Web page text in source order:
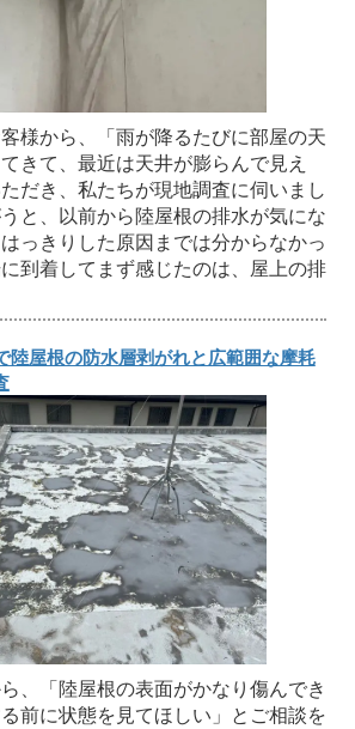
様から、「雨が降るたびに部屋の天
きて、最近は天井が膨らんで見え
だき、私たちが現地調査に伺いまし
と、以前から陸屋根の排水が気にな
っきりした原因までは分からなかっ
到着してまず感じたのは、屋上の排
陸屋根の防水層剥がれと広範囲な摩耗
、「陸屋根の表面がかなり傷んでき
前に状態を見てほしい」とご相談を